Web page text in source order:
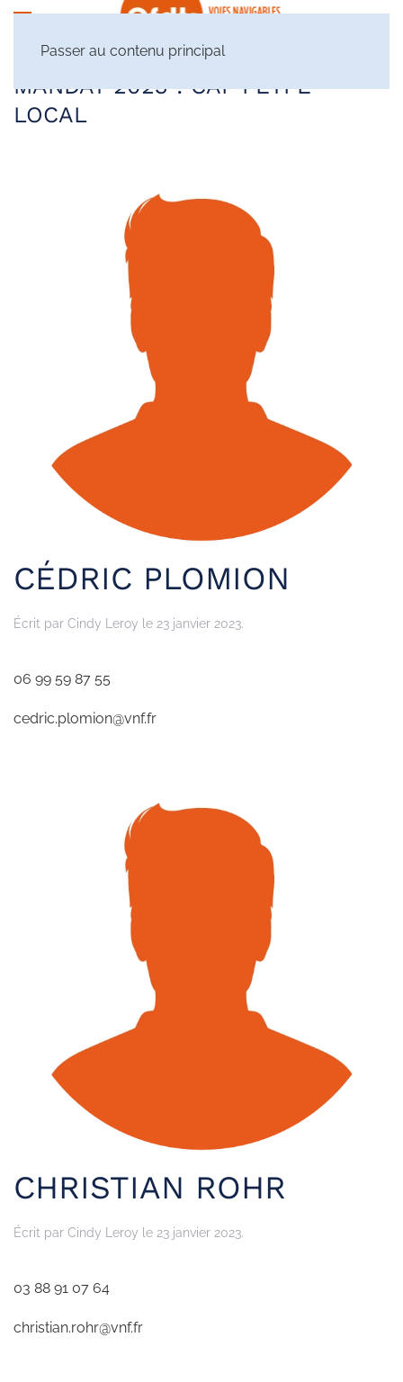
Passer au contenu principal
MANDAT 2023 :CAP PETPE
LOCAL
CÉDRIC PLOMION
Écrit par Cindy Leroy le 23 janvier 2023.
06 99 59 87 55
cedric.plomion@vnf.fr
CHRISTIAN ROHR
Écrit par Cindy Leroy le 23 janvier 2023.
03 88 91 07 64
christian.rohr@vnf.fr